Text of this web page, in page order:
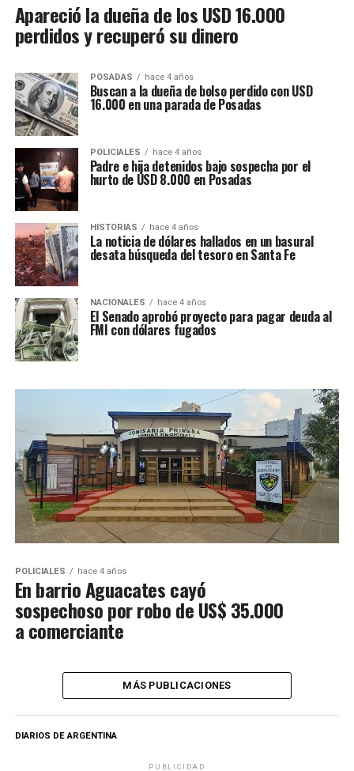
Apareció la dueña de los USD 16.000
perdidos y recuperó su dinero
POSADAS hace 4 años
Buscan a la dueña de bolso perdido con USD
16.000 en una parada de Posadas
POLICIALES hace 4 años
Padre e hija detenidos bajo sospecha por el
hurto de USD 8.000 en Posadas
HISTORIAS hace 4 años
La noticia de dólares hallados en un basural
desata búsqueda del tesoro en Santa Fe
NACIONALES hace 4 años
El Senado aprobó proyecto para pagar deuda al
FMI con dólares fugados
POLICIALES hace 4 años
En barrio Aguacates cayó
sospechoso por robo de US$ 35.000
a comerciante
MÁS PUBLICACIONES
DIARIOS DE ARGENTINA
PUBLICIDAD